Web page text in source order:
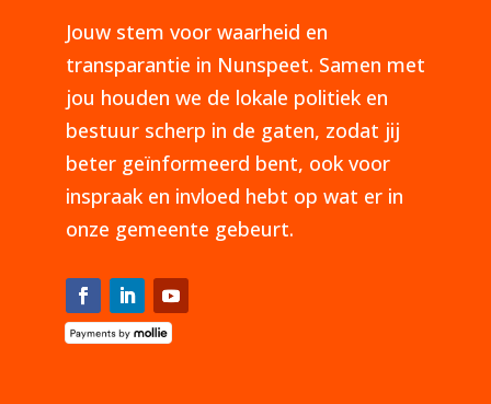
Jouw stem voor waarheid en
transparantie in Nunspeet. Samen met
jou houden we de lokale politiek en
bestuur scherp in de gaten, zodat jij
beter geïnformeerd bent, ook voor
inspraak en invloed hebt op wat er in
onze gemeente gebeurt.